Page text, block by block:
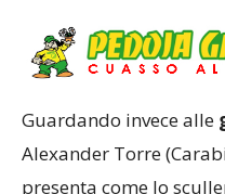
Guardando invece alle
Alexander Torre
presenta come lo